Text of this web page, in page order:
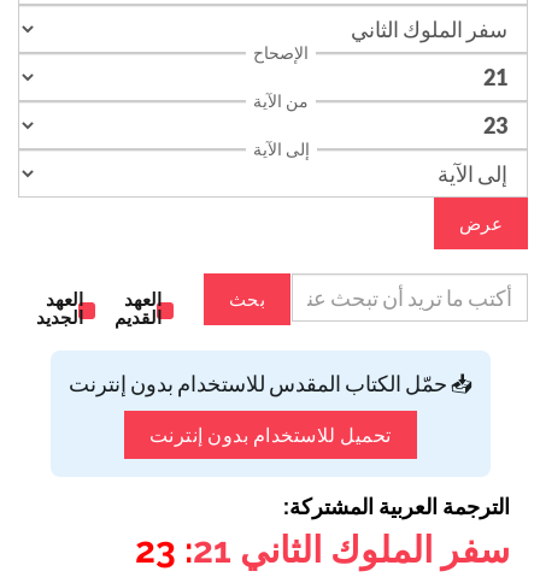
الإصحاح
من الآية
إلى الآية
عرض
بحث
العهد
القديم
العهد
الجديد
📥 حمّل الكتاب المقدس للاستخدام بدون إنترنت
تحميل للاستخدام بدون إنترنت
الترجمة العربية المشتركة:
سفر الملوك الثاني 21
: 23